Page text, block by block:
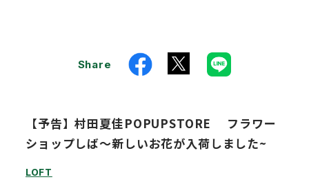
Share
【予告】村田夏佳POPUPSTORE フラワー
ショップしば～新しいお花が入荷しました~
LOFT